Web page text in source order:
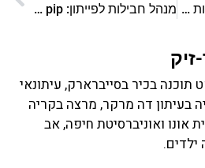
אימות דו שלבי באמצעות אפליקציה זה הדבר הכי טוב שאתם יכולים לעשות לעצמכם מנהל חבילות לפייתון: pip ו-venv
זיק
תוכנה בכיר בסייברארק, עיתונאי
בעיתון דה מרקר, מרצה בקריה
אונו ואוניברסיטת חיפה, אב